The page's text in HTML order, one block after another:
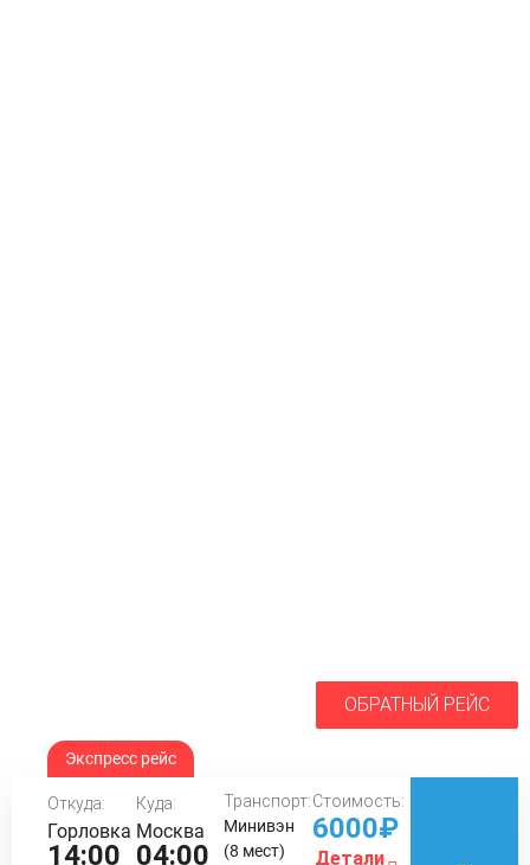
ОБРАТНЫЙ РЕЙС
Экспресс рейс
Откуда:
Горловка
14:00
Куда:
Москва
04:00
Транспорт:
Минивэн
(8 мест)
Стоимость:
6000₽
Детали